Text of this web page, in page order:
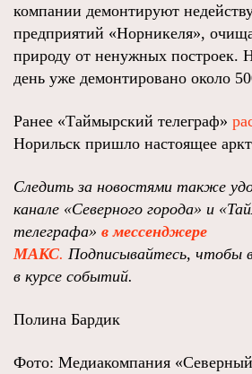
компании демонтируют
предприятий «Норникеля»,
природу от ненужных построек.
день уже демонтировано около
Ранее «Таймырский телеграф»
Норильск пришло настоящее
Следить за новостями также
канале «Северного города» и
телеграфа» в мессенджере
MAКС. Подписывайтесь, чтобы
в курсе событий.
Полина Бардик
Фото: Медиакомпания